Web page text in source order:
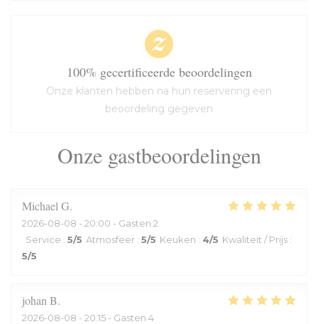
Onze gastbeoordelingen
Michael G
2026-08-08 - 20:00 - Gasten 2
Service : 5/5 Atmosfeer : 5/5 Keuken : 4/5 Kwaliteit / Prijs :
5/5
johan B
2026-08-08 - 20:15 - Gasten 4
100% gecertificeerde beoordelingen
Onze klanten hebben na hun reservering een
beoordeling gegeven